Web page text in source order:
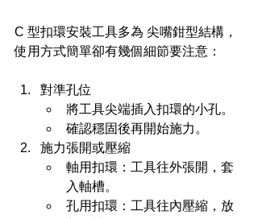
C 型扣環安裝工具多為 尖嘴鉗型結構，
使用方式簡單卻有幾個細節要注意：
對準孔位
將工具尖端插入扣環的小孔。
確認穩固後再開始施力。
施力張開或壓縮
軸用扣環：工具往外張開，套
入軸槽。
孔用扣環：工具往內壓縮，放